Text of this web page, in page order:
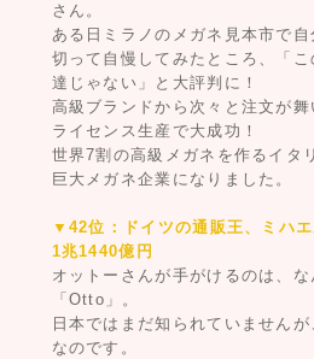
さん。
ある日ミラノのメガネ見本市で
切って自慢してみたところ、「
達じゃない」と大評判に！
高級ブランドから次々と注文が舞
ライセンス生産で大成功！
世界7割の高級メガネを作るイタ
巨大メガネ企業になりました。
▼42位：ドイツの通販王、ミハ
1兆1440億円
オットーさんが手がけるのは、
「Otto」。
日本ではまだ知られていません
なのです。